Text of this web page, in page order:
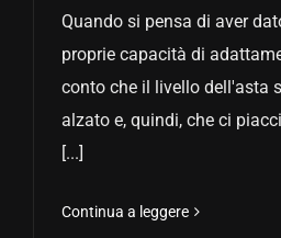
Quando si pensa di aver
proprie capacità di
conto che il livello dell'asta
alzato e, quindi, che ci
[...]
Continua a leggere